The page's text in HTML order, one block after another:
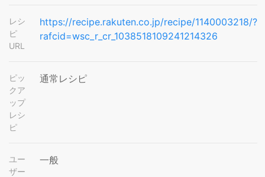
レシ
ピ
URL
https://recipe.rakuten.co.jp/recipe/1140003218/?
rafcid=wsc_r_cr_1038518109241214326
ピッ
クア
ップ
レシ
ピ
通常レシピ
ユー
ザー
一般